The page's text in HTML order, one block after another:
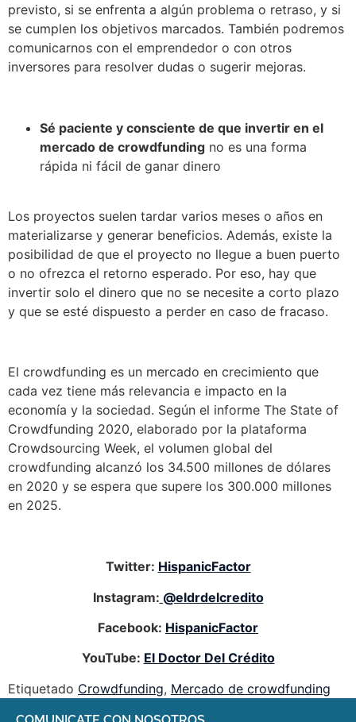
previsto, si se enfrenta a algún problema o retraso, y si
se cumplen los objetivos marcados. También podremos
comunicarnos con el emprendedor o con otros
inversores para resolver dudas o sugerir mejoras.
Sé paciente y consciente de que invertir en el
mercado de crowdfunding no es una forma
rápida ni fácil de ganar dinero
Los proyectos suelen tardar varios meses o años en
materializarse y generar beneficios. Además, existe la
posibilidad de que el proyecto no llegue a buen puerto
o no ofrezca el retorno esperado. Por eso, hay que
invertir solo el dinero que no se necesite a corto plazo
y que se esté dispuesto a perder en caso de fracaso.
El crowdfunding es un mercado en crecimiento que
cada vez tiene más relevancia e impacto en la
economía y la sociedad. Según el informe The State of
Crowdfunding 2020, elaborado por la plataforma
Crowdsourcing Week, el volumen global del
crowdfunding alcanzó los 34.500 millones de dólares
en 2020 y se espera que supere los 300.000 millones
en 2025.
Twitter: HispanicFactor
Instagram: @eldrdelcredito
Facebook: HispanicFactor
YouTube: El Doctor Del Crédito
Etiquetado Crowdfunding, Mercado de crowdfunding